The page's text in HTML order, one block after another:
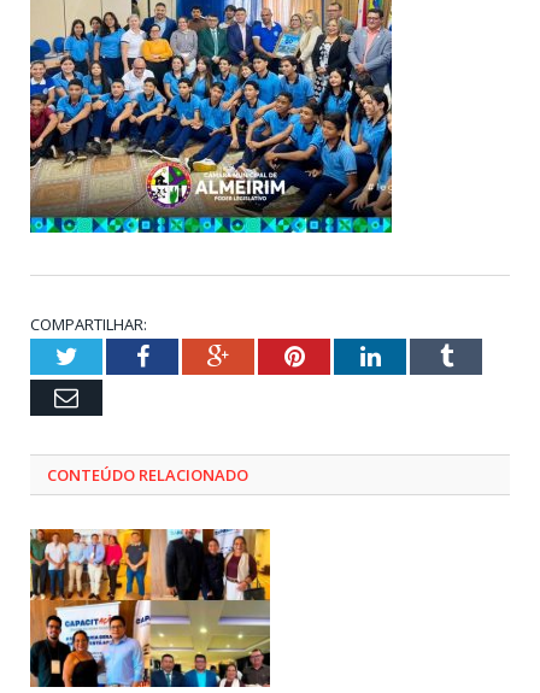
COMPARTILHAR:
TwitterFacebookGoogle+PinterestLinkedInTumblr
Email
CONTEÚDO RELACIONADO